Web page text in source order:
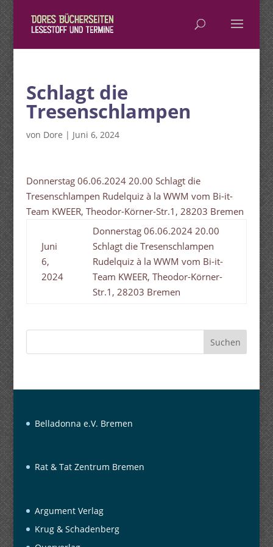
Schlagt die
Tresenschlampen
von Dore | Juni 6, 2024
Donnerstag 06.06.2024 20.00 Schlagt die
Tresenschlampen Rudelquiz à la WWM vom Bi-it-
Team KWEER, Theodor-Körner-Str.1, 28203 Bremen
Juni
6,
2024
Donnerstag 06.06.2024 20.00
Schlagt die Tresenschlampen
Rudelquiz à la WWM vom Bi-it-
Team KWEER, Theodor-Körner-
Str.1, 28203 Bremen
Suchen
Belladonna e.V. Bremen
Rat & Tat Zentrum Bremen
Argument Verlag
Krug & Schadenberg